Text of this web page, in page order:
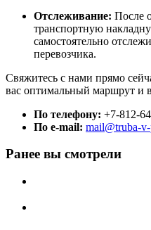
Отслеживание: После
транспортную
самостоятельно
перевозчика.
Свяжитесь с нами прямо
вас оптимальный маршрут и
По телефону: +7-812-
По e-mail: mail@truba-
Ранее вы смотрели